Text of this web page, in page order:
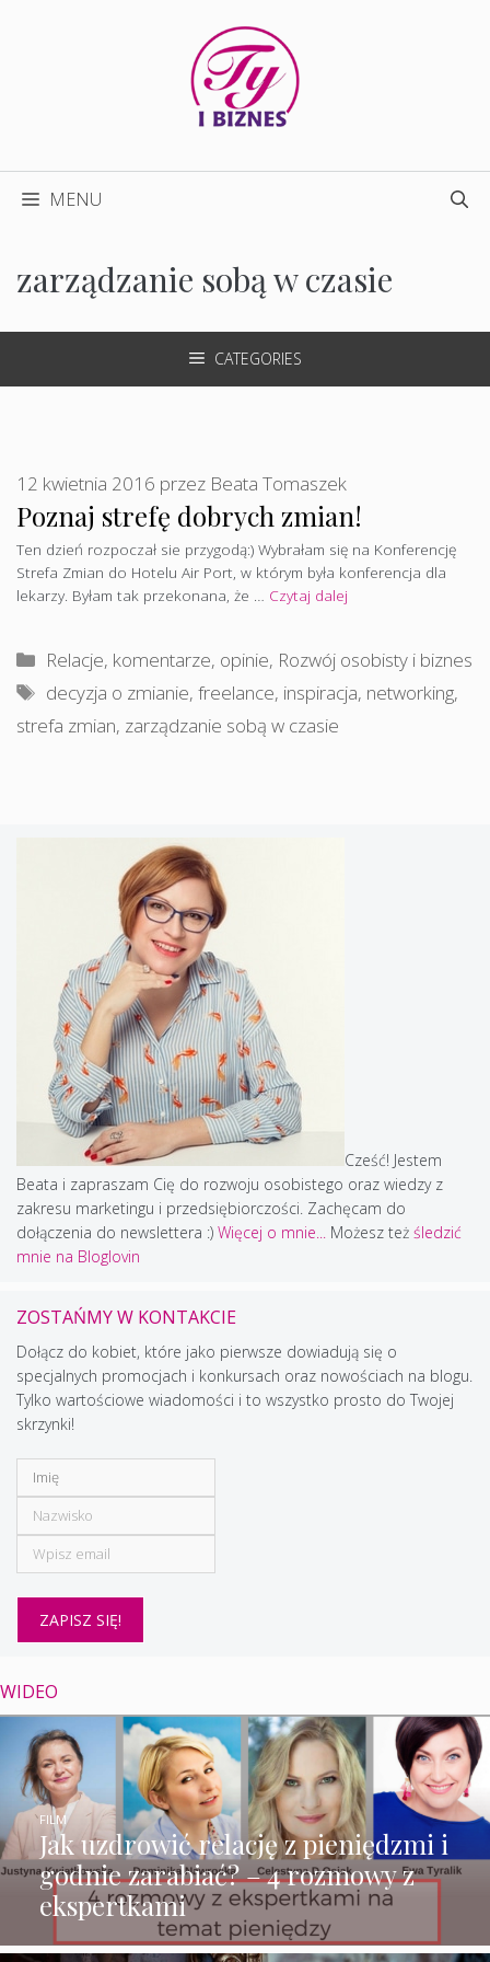
MENU
zarządzanie sobą w czasie
CATEGORIES
Poznaj strefę dobrych zmian!
12 kwietnia 2016 przez Beata Tomaszek
Ten dzień rozpoczał sie przygodą:) Wybrałam się na Konferencję
Strefa Zmian do Hotelu Air Port, w którym była konferencja dla
lekarzy. Byłam tak przekonana, że … Czytaj dalej
Kategorie
Relacje, komentarze, opinie, Rozwój osobisty i biznes
Tagi
decyzja o zmianie,freelance, inspiracja, networking,
strefa zmian, zarządzanie sobą w czasie
Cześć! Jestem
Beata i zapraszam Cię do rozwoju osobistego oraz wiedzy z
zakresu marketingu i przedsiębiorczości. Zachęcam do
dołączenia do newslettera :) Więcej o mnie... Możesz też śledzić
mnie na Bloglovin
ZOSTAŃMY W KONTAKCIE
Dołącz do kobiet, które jako pierwsze dowiadują się o
specjalnych promocjach i konkursach oraz nowościach na blogu.
Tylko wartościowe wiadomości i to wszystko prosto do Twojej
skrzynki!
WIDEO
Jak uzdrowić relację z pieniędzmi i
godnie zarabiać? – 4 rozmowy z
ekspertkami
FILM